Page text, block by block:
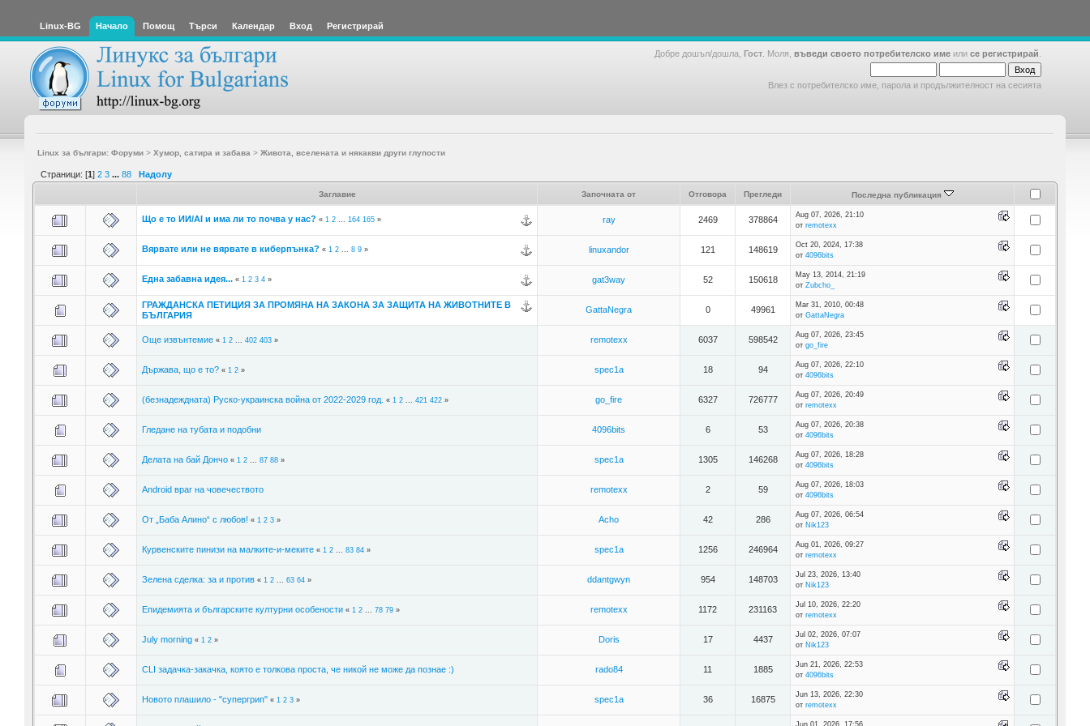
Linux-BG Начало Помощ Търси Календар Вход Регистрирай
Добре дошъл/дошла, Гост . Моля, въведи своето потребителско име или се регистрирай
Влез с потребителско име, парола и продължителност на сесията
Linux за българи: Форуми> Хумор, сатира и забава > Живота, вселената и някакви други глупости
Страници: [1] 2 3 ... 88 Надолу
Заглавие Започната от Отговора Прегледи Последна публикация
Що е то ИИ/AI и има ли то почва у нас? « 1 2... 164 165» ray 2469 378864
Aug 07, 2026, 21:10
от remotexx
Вярвате или не вярвате в киберпънка? « 1 2... 8 9» linuxandor 121 148619
Oct 20, 2024, 17:38
от 4096bits
Една забавна идея... « 1 2 3 4» gat3way 52 150618
May 13, 2014, 21:19
от Zubcho_
ГРАЖДАНСКА ПЕТИЦИЯ ЗА ПРОМЯНА НА ЗАКОНА ЗА ЗАЩИТА НА ЖИВОТНИТЕ В
БЪЛГАРИЯ
GattaNegra 0 49961
Mar 31, 2010, 00:48
от GattaNegra
Още извънтемие « 1 2... 402 403» remotexx 6037 598542
Aug 07, 2026, 23:45
от go_fire
Държава, що е то? « 1 2» spec1a 18 94
Aug 07, 2026, 22:10
от 4096bits
(безнадеждната) Руско-украинска война от 2022-2029 год. « 1 2... 421 422» go_fire 6327 726777
Aug 07, 2026, 20:49
от remotexx
Гледане на тубата и подобни 4096bits 6 53
Aug 07, 2026, 20:38
от 4096bits
Делата на бай Дончо « 1 2... 87 88» spec1a 1305 146268
Aug 07, 2026, 18:28
от 4096bits
Android враг на човечеството remotexx 2 59
Aug 07, 2026, 18:03
от 4096bits
От „Баба Алино“ с любов! « 1 2 3» Acho 42 286
Aug 07, 2026, 06:54
от Nik123
Курвенските пинизи на малките-и-меките « 1 2... 83 84» spec1a 1256 246964
Aug 01, 2026, 09:27
от remotexx
Зелена сделка: за и против « 1 2... 63 64» ddantgwyn 954 148703
Jul 23, 2026, 13:40
от Nik123
Епидемията и българските културни особености « 1 2... 78 79» remotexx 1172 231163
Jul 10, 2026, 22:20
от remotexx
July morning « 1 2» Doris 17 4437
Jul 02, 2026, 07:07
от Nik123
CLI задачка-закачка, която е толкова проста, че никой не може да познае :) rado84 11 1885
Jun 21, 2026, 22:53
от 4096bits
Новото плашило - "супергрип" « 1 2 3» spec1a 36 16875
Jun 13, 2026, 22:30
от remotexx
Jun 01, 2026, 17:56